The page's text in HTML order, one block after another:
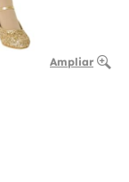
Ampliar